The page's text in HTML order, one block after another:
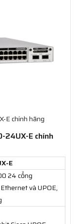
E chính hãng
24UX-E chính
E
24 cổng
và UPOE,